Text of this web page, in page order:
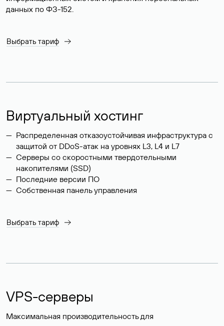
данных по ФЗ-152.
Выбрать тариф
Виртуальный хостинг
Распределенная отказоустойчивая инфраструктура с
защитой от DDoS-атак на уровнях L3, L4 и L7
Серверы со скоростными твердотельными
накопителями (SSD)
Последние версии ПО
Собственная панель управления
Выбрать тариф
VPS-серверы
Максимальная производительность для